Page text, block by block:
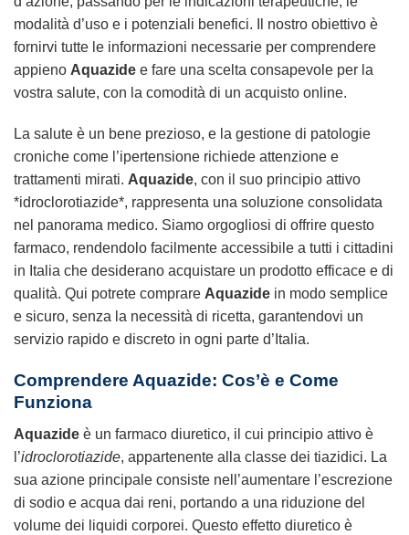
modalità d’uso e i potenziali benefici. Il nostro obiettivo è
fornirvi tutte le informazioni necessarie per comprendere
appieno Aquazide e fare una scelta consapevole per la
vostra salute, con la comodità di un acquisto online.
La salute è un bene prezioso, e la gestione di patologie
croniche come l’ipertensione richiede attenzione e
trattamenti mirati. Aquazide, con il suo principio attivo
*idroclorotiazide*, rappresenta una soluzione consolidata
nel panorama medico. Siamo orgogliosi di offrire questo
farmaco, rendendolo facilmente accessibile a tutti i cittadini
in Italia che desiderano acquistare un prodotto efficace e di
qualità. Qui potrete comprare Aquazide in modo semplice
e sicuro, senza la necessità di ricetta, garantendovi un
servizio rapido e discreto in ogni parte d’Italia.
Comprendere Aquazide: Cos’è e Come
Funziona
Aquazide è un farmaco diuretico, il cui principio attivo è
l’idroclorotiazide, appartenente alla classe dei tiazidici. La
sua azione principale consiste nell’aumentare l’escrezione
di sodio e acqua dai reni, portando a una riduzione del
volume dei liquidi corporei. Questo effetto diuretico è